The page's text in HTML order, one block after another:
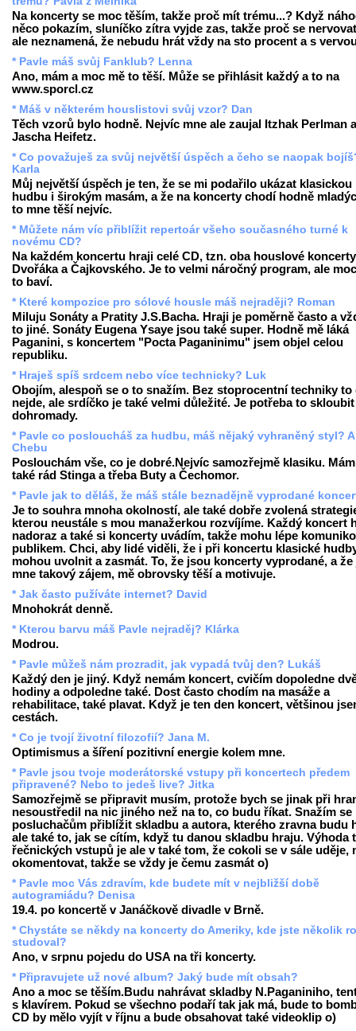
Na koncerty se moc těším, takže proč mít trému...? Když
něco pokazím, sluníčko zítra vyjde zas, takže proč se
ale neznamená, že nebudu hrát vždy na sto procent a s
* Pavle máš svůj Fanklub? Lenna
Ano, mám a moc mě to těší. Může se přihlásit každý a to na
www.sporcl.cz
* Máš v některém houslistovi svůj vzor? Dan
Těch vzorů bylo hodně. Nejvíc mne ale zaujal Itzhak Perlman a
Jascha Heifetz.
* Co považuješ za svůj největší úspěch a čeho se naopak
Karla
Můj největší úspěch je ten, že se mi podařilo ukázat klasickou
hudbu i širokým masám, a že na koncerty chodí hodně
to mne těší nejvíc.
* Můžete nám víc přiblížit repertoár všeho současného turné k
novému CD?
Na každém koncertu hraji celé CD, tzn. oba houslové
Dvořáka a Čajkovského. Je to velmi náročný program, ale
to baví.
* Které kompozice pro sólové housle máš nejraději? Roman
Miluju Sonáty a Pratity J.S.Bacha. Hraji je poměrně často a
to jiné. Sonáty Eugena Ysaye jsou také super. Hodně mě láká
Paganini, s koncertem "Pocta Paganinimu" jsem objel celou
republiku.
* Hraješ spíš srdcem nebo více technicky? Luk
Obojím, alespoň se o to snažím. Bez stoprocentní techniky to
nejde, ale srdíčko je také velmi důležité. Je potřeba to skloubit
dohromady.
* Pavle co posloucháš za hudbu, máš nějaký vyhraněný styl?
Chebu
Poslouchám vše, co je dobré.Nejvíc samozřejmě klasiku.
také rád Stinga a třeba Buty a Čechomor.
* Pavle jak to děláš, že máš stále beznadějně vyprodané
Je to souhra mnoha okolností, ale také dobře zvolená
kterou neustále s mou manažerkou rozvíjíme. Každý koncert
nadoraz a také si koncerty uvádím, takže mohu lépe
publikem. Chci, aby lidé viděli, že i při koncertu klasické
mohou uvolnit a zasmát. To, že jsou koncerty vyprodané, a že
mne takový zájem, mě obrovsky těší a motivuje.
* Jak často pužíváte internet? David
Mnohokrát denně.
* Kterou barvu máš Pavle nejraděj? Klárka
Modrou.
* Pavle můžeš nám prozradit, jak vypadá tvůj den? Lukáš
Každý den je jiný. Když nemám koncert, cvičím dopoledne
hodiny a odpoledne také. Dost často chodím na masáže a
rehabilitace, také plavat. Když je ten den koncert, většinou
cestách.
* Co je tvojí životní filozofií? Jana M.
Optimismus a šíření pozitivní energie kolem mne.
* Pavle jsou tvoje moderátorské vstupy při koncertech předem
připravené? Nebo to jedeš live? Jitka
Samozřejmě se připravit musím, protože bych se jinak při
nesoustředil na nic jiného než na to, co budu říkat. Snažím se
posluchačům přiblížit skladbu a autora, kterého zravna budu
ale také to, jak se cítím, když tu danou skladbu hraju. Výhoda
řečnických vstupů je ale v také tom, že cokoli se v sále uděje,
okomentovat, takže se vždy je čemu zasmát o)
* Pavle moc Vás zdravím, kde budete mít v nejbližší době
autogramiádu? Denisa
19.4. po koncertě v Janáčkově divadle v Brně.
* Chystáte se někdy na koncerty do Ameriky, kde jste několik
studoval?
Ano, v srpnu pojedu do USA na tři koncerty.
* Připravujete už nové album? Jaký bude mít obsah?
Ano a moc se těším.Budu nahrávat skladby N.Paganiniho,
s klavírem. Pokud se všechno podaří tak jak má, bude to
CD by mělo vyjít v říjnu a bude obsahovat také videoklip o)